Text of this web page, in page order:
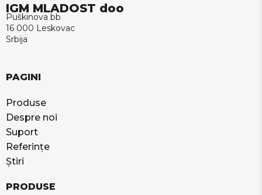
IGM MLADOST doo
Puškinova bb
16 000 Leskovac
Srbija
PAGINI
Produse
Despre noi
Suport
Referințe
Știri
PRODUSE